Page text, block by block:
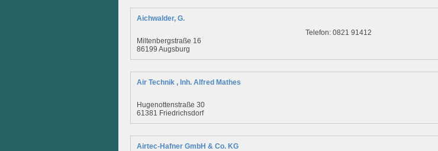
Aichwalder, G.
Miltenbergstraße 16
86199 Augsburg
Telefon: 0821 91412
Air Technik , Inh. Alfred Mathes
Hugenottenstraße 30
61381 Friedrichsdorf
Airtec-Hafner GmbH & Co. KG